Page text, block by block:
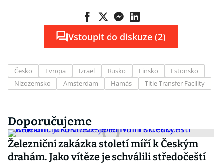
Vstoupit do diskuze (2)
Česko Evropa Izrael Rusko Finsko
Estonsko
Nizozemsko
Amsterdam Hamás Title Transfer Facility
Doporučujeme
Železniční zakázka století míří k Českým
drahám. Jako vítěze je schválili středočeští